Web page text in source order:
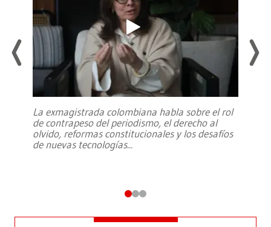
La exmagistrada colombiana habla sobre el rol
de contrapeso del periodismo, el derecho al
olvido, reformas constitucionales y los desafíos
de nuevas tecnologías...